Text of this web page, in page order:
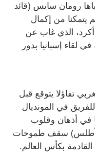
رومان سايس (قائد
يتمكنا من إكمال
أكرد، الذي غاب عن
لقاء إسبانيا بدور
تفاؤلا يتوقع قبل
في المونديال
في أذهان وقلوب
الأطلس) سقف طموحات
بكأس العالم.